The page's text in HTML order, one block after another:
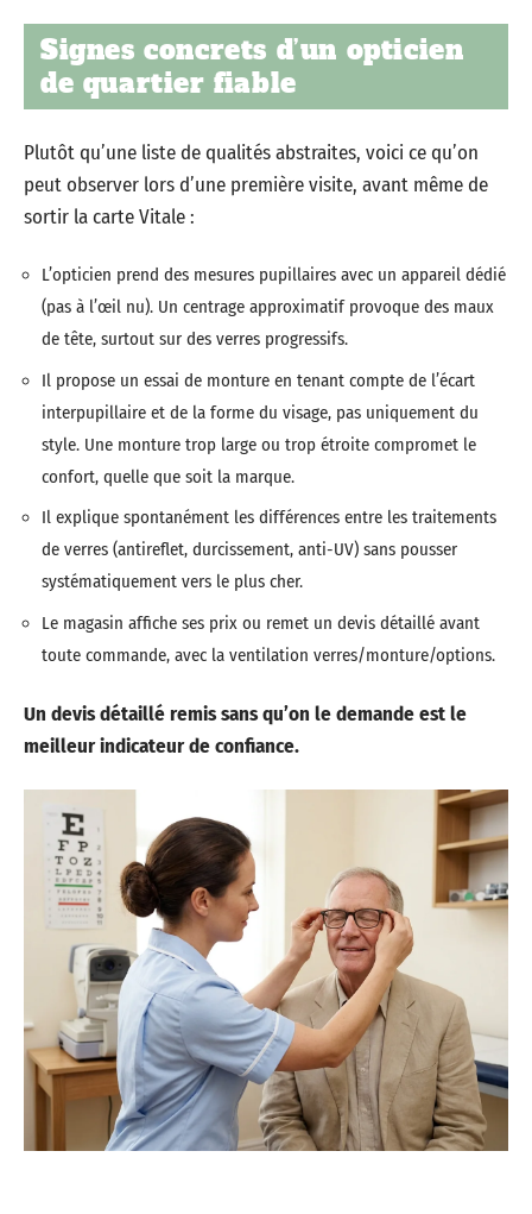
Signes concrets d’un opticien
de quartier fiable
Plutôt qu’une liste de qualités abstraites, voici ce qu’on
peut observer lors d’une première visite, avant même de
sortir la carte Vitale :
L’opticien prend des mesures pupillaires avec un appareil dédié
(pas à l’œil nu). Un centrage approximatif provoque des maux
de tête, surtout sur des verres progressifs.
Il propose un essai de monture en tenant compte de l’écart
interpupillaire et de la forme du visage, pas uniquement du
style. Une monture trop large ou trop étroite compromet le
confort, quelle que soit la marque.
Il explique spontanément les différences entre les traitements
de verres (antireflet, durcissement, anti-UV) sans pousser
systématiquement vers le plus cher.
Le magasin affiche ses prix ou remet un devis détaillé avant
toute commande, avec la ventilation verres/monture/options.
Un devis détaillé remis sans qu’on le demande est le
meilleur indicateur de confiance.